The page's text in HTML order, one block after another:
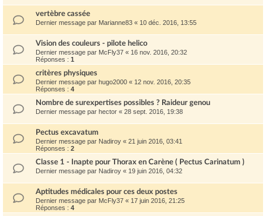
vertèbre cassée
Dernier message par Marianne83 « 10 déc. 2016, 13:55
Vision des couleurs - pilote helico
Dernier message par McFly37 « 16 nov. 2016, 20:32
Réponses : 1
critères physiques
Dernier message par hugo2000 « 12 nov. 2016, 20:35
Réponses : 4
Nombre de surexpertises possibles ? Raideur genou
Dernier message par hector « 28 sept. 2016, 19:38
Pectus excavatum
Dernier message par Nadiroy « 21 juin 2016, 03:41
Réponses : 2
Classe 1 - Inapte pour Thorax en Carène ( Pectus Carinatum )
Dernier message par Nadiroy « 19 juin 2016, 04:32
Aptitudes médicales pour ces deux postes
Dernier message par McFly37 « 17 juin 2016, 21:25
Réponses : 4